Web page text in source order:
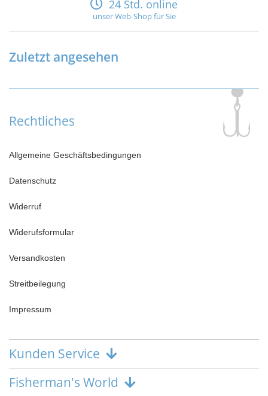
24 Std. online
unser Web-Shop für Sie
Zuletzt angesehen
Rechtliches
Allgemeine Geschäftsbedingungen
Datenschutz
Widerruf
Widerufsformular
Versandkosten
Streitbeilegung
Impressum
Kunden Service
Fisherman's World